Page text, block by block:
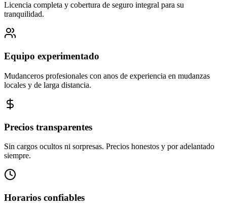
Licencia completa y cobertura de seguro integral para su
tranquilidad.
Equipo experimentado
Mudanceros profesionales con anos de experiencia en mudanzas
locales y de larga distancia.
Precios transparentes
Sin cargos ocultos ni sorpresas. Precios honestos y por adelantado
siempre.
Horarios confiables